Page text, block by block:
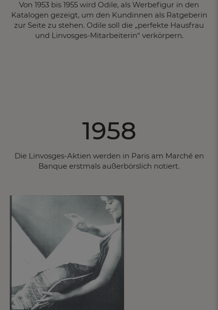
Von 1953 bis 1955 wird Odile, als Werbefigur in den
Katalogen gezeigt, um den Kundinnen als Ratgeberin
zur Seite zu stehen. Odile soll die „perfekte Hausfrau
und Linvosges-Mitarbeiterin“ verkörpern.
1958
Die Linvosges-Aktien werden in Paris am Marché en
Banque erstmals außerbörslich notiert.